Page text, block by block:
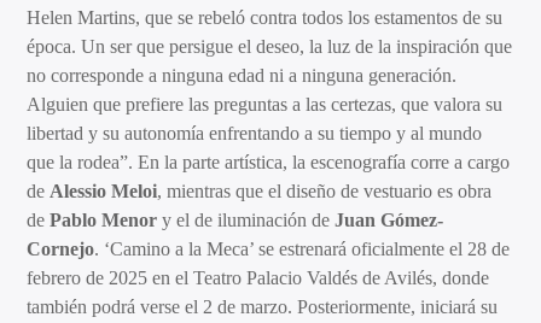
Helen Martins, que se rebeló contra todos los estamentos de su
época. Un ser que persigue el deseo, la luz de la inspiración que
no corresponde a ninguna edad ni a ninguna generación.
Alguien que prefiere las preguntas a las certezas, que valora su
libertad y su autonomía enfrentando a su tiempo y al mundo
que la rodea”. En la parte artística, la escenografía corre a cargo
de Alessio Meloi, mientras que el diseño de vestuario es obra
de Pablo Menor y el de iluminación deJuan Gómez-
Cornejo. ‘Camino a la Meca’ se estrenará oficialmente el 28 de
febrero de 2025 en el Teatro Palacio Valdés de Avilés, donde
también podrá verse el 2 de marzo. Posteriormente, iniciará su